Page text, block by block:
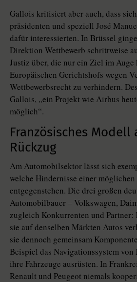
Gallois kritisiert aber auch, dass
präsidenten und speziell José
dafür interessierten. In Brüssel
Direktion Wettbewerb schrittweise
Justiz über, die nur ein Ziel im
Europäischen Gerichtshofs wegen
Wettbewerbsrecht zu verhindern.
Gallois, „ein Projekt wie Airbus
möglich“.
Französisches Modell
Rückzug
Am Automobilsektor lässt sich
welche Hindernisse einer
entgegenstehen. Die drei großen
Automobilbauer – Volkswagen,
zugleich Konkurrenten und Partner:
sie auf denselben Märkten Autos
sie dennoch gemeinsam
Beispiel das Navigationssystem
ihre Fahrzeuge ausrüsten. In
Renault und Peugeot niemals